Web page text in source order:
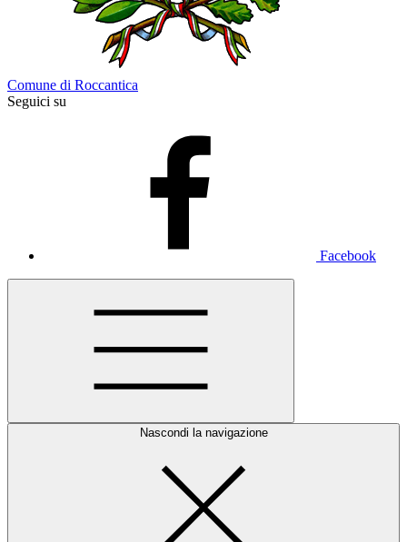
Comune di Roccantica
Seguici su
Facebook
Nascondi la navigazione